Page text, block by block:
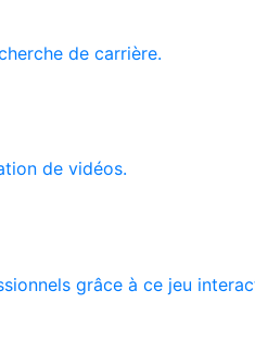
de carrière.
de vidéos.
grâce à ce jeu